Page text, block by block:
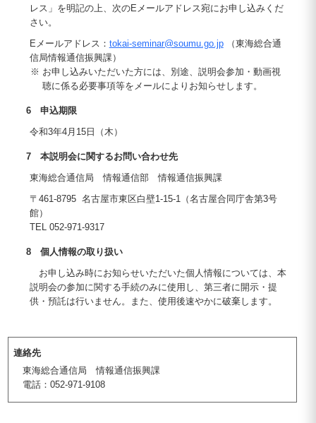
レス」を明記の上、次のEメールアドレス宛にお申し込みくだ
さい。
Eメールアドレス： tokai-seminar@soumu.go.jp（東海総合通
信局情報通信振興課）
※ お申し込みいただいた方には、別途、説明会参加・動画視
聴に係る必要事項等をメールによりお知らせします。
6 申込期限
令和3年4月15日（木）
7 本説明会に関するお問い合わせ先
東海総合通信局 情報通信部 情報通信振興課
〒461-8795 名古屋市東区白壁1-15-1（名古屋合同庁舎第3号
館）
TEL 052-971-9317
8 個人情報の取り扱い
お申し込み時にお知らせいただいた個人情報については、本
説明会の参加に関する手続のみに使用し、第三者に開示・提
供・預託は行いません。また、使用後速やかに破棄します。
連絡先
東海総合通信局 情報通信振興課
電話：052-971-9108